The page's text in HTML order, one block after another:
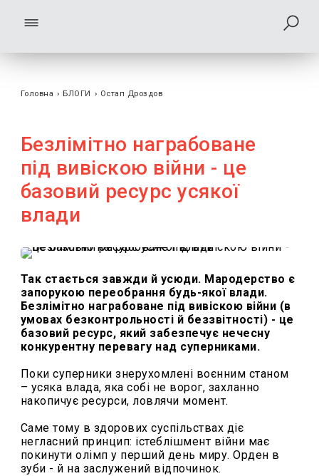
Головна › БЛОГИ › Остап Дроздов
Безлімітно награбоване
під вивіскою війни - це
базовий ресурс усякої
влади
Так стається завжди й усюди. Мародерство є
запорукою переобрання будь-якої влади.
Безлімітно награбоване під вивіскою війни (в
умовах безконтрольності й беззвітності) - це
базовий ресурс, який забезпечує нечесну
конкурентну перевагу над суперниками.
Поки суперники знерухомлені воєнним станом
– усяка влада, яка собі не ворог, захланно
накопичує ресурси, ловлячи момент.
Саме тому в здорових суспільствах діє
негласний принцип: істеблішмент війни має
покинути олімп у перший день миру. Орден в
зуби - й на заслужений відпочинок.